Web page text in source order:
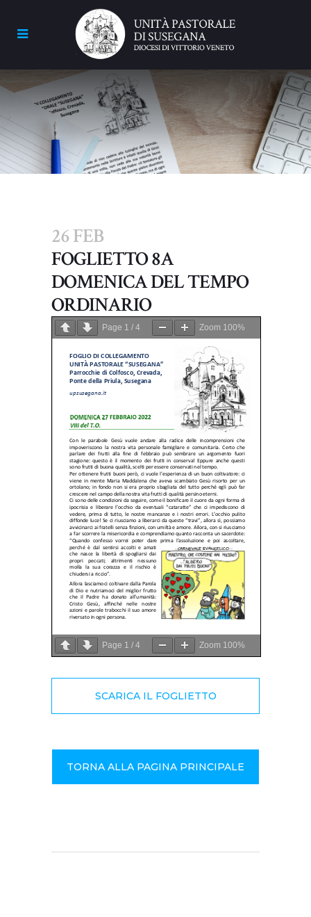
26 FEB
FOGLIETTO 8A
DOMENICA DEL TEMPO
ORDINARIO
Page 1 / 4 Zoom 100%
Page 1 / 4 Zoom 100%
SCARICA IL FOGLIETTO
TORNA ALLA PAGINA PRINCIPALE